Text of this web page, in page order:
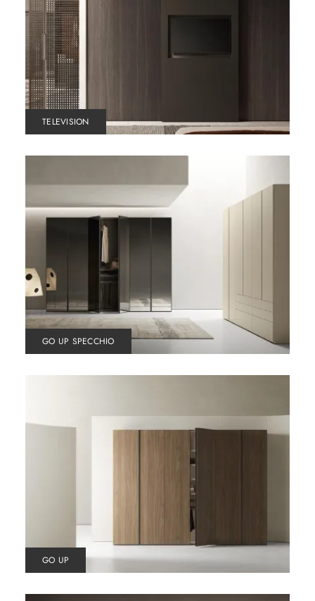
TELEVISION
GO UP SPECCHIO
GO UP